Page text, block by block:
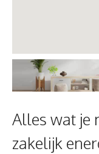
Alles wat je
zakelijk